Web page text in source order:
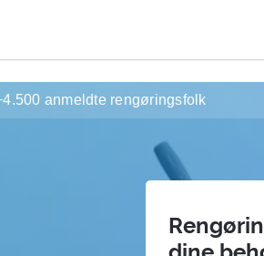
anmeldte rengøringsfolk